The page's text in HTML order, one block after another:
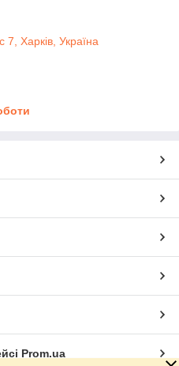
Харків, Україна
Prom.ua